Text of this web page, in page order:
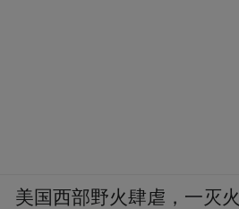
美国西部野火肆虐，一灭火